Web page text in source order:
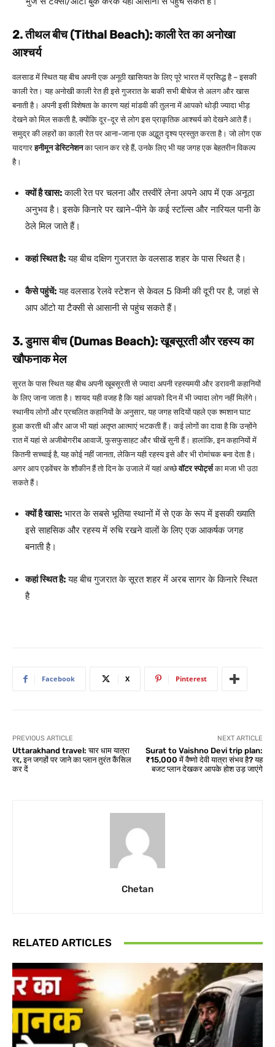
2. तीथल बीच (Tithal Beach): काली रेत का अनोखा
आश्चर्य
वलसाड में स्थित यह बीच अपनी एक अनूठी खासियत के लिए पूरे भारत में प्रसिद्ध है – इसकी
काली रेत। यह अनोखी काली रेत ही इसे गुजरात के बाकी सभी बीचेज से अलग और खास
बनाती है। अपनी इसी विशेषता के कारण यहां मांडवी की तुलना में आपको थोड़ी ज्यादा भीड़
देखने को मिल सकती है, क्योंकि दूर-दूर से लोग इस प्राकृतिक आश्चर्य को देखने आते हैं।
समुद्र की लहरों का काली रेत पर आना-जाना एक अद्भुत दृश्य प्रस्तुत करता है। जो लोग एक
यादगारहनीमून डेस्टिनेशनका प्लान कर रहे हैं, उनके लिए भी यह जगह एक बेहतरीन विकल्प
है।
क्यों है खास:काली रेत पर चलना और तस्वीरें लेना अपने आप में एक अनूठा
अनुभव है। इसके किनारे पर खाने-पीने के कई स्टॉल्स और नारियल पानी के
ठेले मिल जाते हैं।
कहां स्थित है:यह बीच दक्षिण गुजरात के वलसाड शहर के पास स्थित है।
कैसे पहुंचें:यह वलसाड रेलवे स्टेशन से केवल 5 किमी की दूरी पर है, जहां से
आप ऑटो या टैक्सी से आसानी से पहुंच सकते हैं।
3. डुमास बीच (Dumas Beach): खूबसूरती और रहस्य का
खौफनाक मेल
सूरत के पास स्थित यह बीच अपनी खूबसूरती से ज्यादा अपनी रहस्यमयी और डरावनी कहानियों
के लिए जाना जाता है। शायद यही वजह है कि यहां आपको दिन में भी ज्यादा लोग नहीं मिलेंगे।
स्थानीय लोगों और प्रचलित कहानियों के अनुसार, यह जगह सदियों पहले एक श्मशान घाट
हुआ करती थी और आज भी यहां अतृप्त आत्माएं भटकती हैं। कई लोगों का दावा है कि उन्होंने
रात में यहां से अजीबोगरीब आवाजें, फुसफुसाहट और चीखें सुनी हैं। हालांकि, इन कहानियों में
कितनी सच्चाई है, यह कोई नहीं जानता, लेकिन यही रहस्य इसे और भी रोमांचक बना देता है।
अगर आप एडवेंचर के शौकीन हैं तो दिन के उजाले में यहां अच्छेवॉटर स्पोर्ट्सका मजा भी उठा
सकते हैं।
क्यों है खास: भारत के सबसे भूतिया स्थानों में से एक के रूप में इसकी ख्याति
इसे साहसिक और रहस्य में रुचि रखने वालों के लिए एक आकर्षक जगह
बनाती है।
कहां स्थित है:यह बीच गुजरात के सूरत शहर में अरब सागर के किनारे स्थित
है
Facebook X Pinterest
PREVIOUS ARTICLE
Uttarakhand travel: चार धाम यात्रा
रद्द, इन जगहों पर जाने का प्लान तुरंत कैंसिल
कर दें
NEXT ARTICLE
Surat to Vaishno Devi trip plan:
₹15,000 में वैष्णो देवी यात्रा संभव है? यह
बजट प्लान देखकर आपके होश उड़ जाएंगे
Chetan
RELATED ARTICLES